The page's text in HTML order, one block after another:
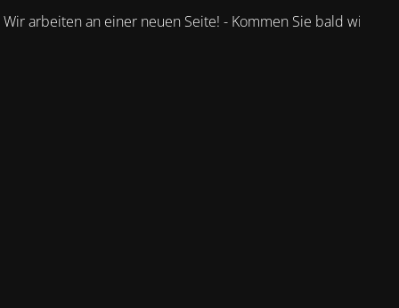
Wir arbeiten an einer neuen Seite! - Kommen Sie bald wieder.